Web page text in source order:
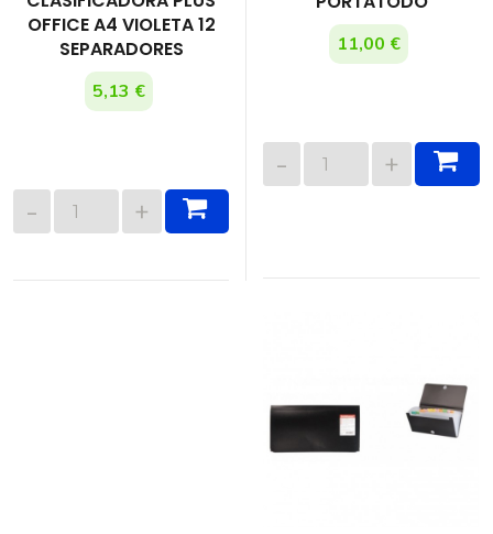
OFFICE A4 VIOLETA 12
SEPARADORES
5,13 €
11,00 €